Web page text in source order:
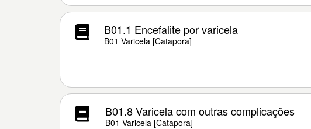
B01.1 Encefalite por varicela
B01 Varicela [Catapora]
B01.8 Varicela com outras complicações
B01 Varicela [Catapora]